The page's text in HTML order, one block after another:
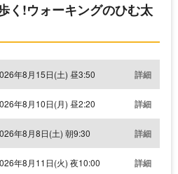
く!ウォーキングのひむ太
年8月15日(土) 昼3:50 詳細
年8月10日(月) 昼2:20 詳細
年8月8日(土) 朝9:30 詳細
年8月11日(火) 夜10:00 詳細